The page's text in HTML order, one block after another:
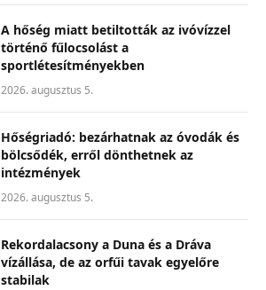
A hőség miatt betiltották az ivóvízzel
történő fűlocsolást a
sportlétesítményekben
2026. augusztus 5.
Hőségriadó: bezárhatnak az óvodák és
bölcsődék, erről dönthetnek az
intézmények
2026. augusztus 5.
Rekordalacsony a Duna és a Dráva
vízállása, de az orfűi tavak egyelőre
stabilak